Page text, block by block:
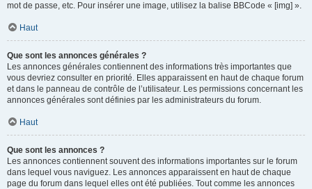
mot de passe, etc. Pour insérer une image, utilisez la balise BBCode « [img] ».
Haut
Que sont les annonces générales ?
Les annonces générales contiennent des informations très importantes que
vous devriez consulter en priorité. Elles apparaissent en haut de chaque forum
et dans le panneau de contrôle de l’utilisateur. Les permissions concernant les
annonces générales sont définies par les administrateurs du forum.
Haut
Que sont les annonces ?
Les annonces contiennent souvent des informations importantes sur le forum
dans lequel vous naviguez. Les annonces apparaissent en haut de chaque
page du forum dans lequel elles ont été publiées. Tout comme les annonces